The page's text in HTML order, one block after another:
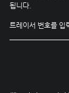
됩니다.